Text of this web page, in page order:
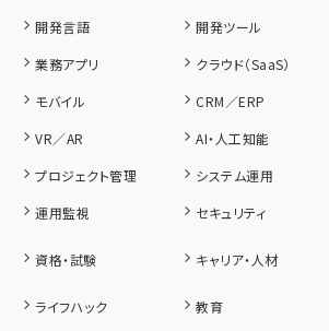
開発言語
開発ツール
業務アプリ
クラウド（SaaS）
モバイル
CRM／ERP
VR／AR
AI・人工知能
プロジェクト管理
システム運用
運用監視
セキュリティ
資格・試験 キャリア・人材
ライフハック
教育